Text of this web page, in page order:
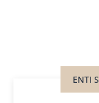
ENTI